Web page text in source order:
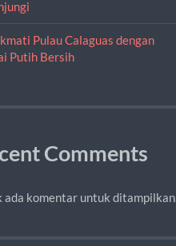
Pulau Calaguas dengan
Putih Bersih
Comments
ada komentar untuk ditampilkan.